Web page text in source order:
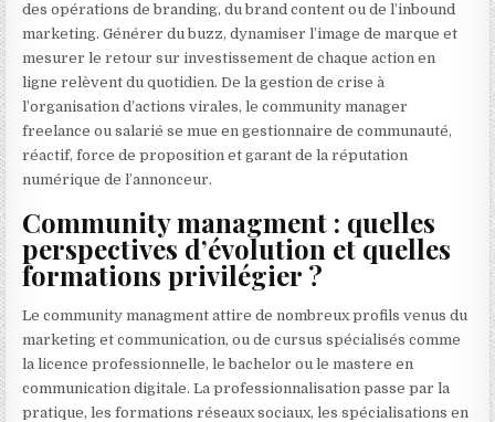
des opérations de branding, du brand content ou de l’inbound
marketing. Générer du buzz, dynamiser l’image de marque et
mesurer le retour sur investissement de chaque action en
ligne relèvent du quotidien. De la gestion de crise à
l’organisation d’actions virales, le community manager
freelance ou salarié se mue en gestionnaire de communauté,
réactif, force de proposition et garant de la réputation
numérique de l’annonceur.
Community managment : quelles
perspectives d’évolution et quelles
formations privilégier ?
Le community managment attire de nombreux profils venus du
marketing et communication, ou de cursus spécialisés comme
la licence professionnelle, le bachelor ou le mastere en
communication digitale. La professionnalisation passe par la
pratique, les formations réseaux sociaux, les spécialisations en